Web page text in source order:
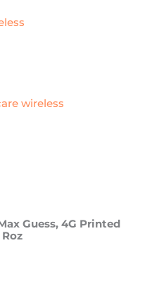
wireless
Guess, 4G Printed